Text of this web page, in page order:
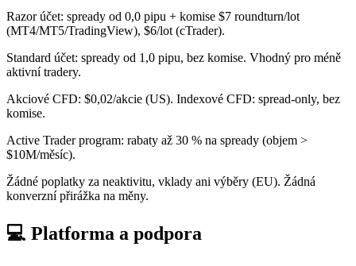
Razor účet: spready od 0,0 pipu + komise $7 roundturn/lot
(MT4/MT5/TradingView), $6/lot (cTrader).
Standard účet: spready od 1,0 pipu, bez komise. Vhodný pro méně
aktivní tradery.
Akciové CFD: $0,02/akcie (US). Indexové CFD: spread-only, bez
komise.
Active Trader program: rabaty až 30 % na spready (objem >
$10M/měsíc).
Žádné poplatky za neaktivitu, vklady ani výběry (EU). Žádná
konverzní přirážka na měny.
💻 Platforma a podpora